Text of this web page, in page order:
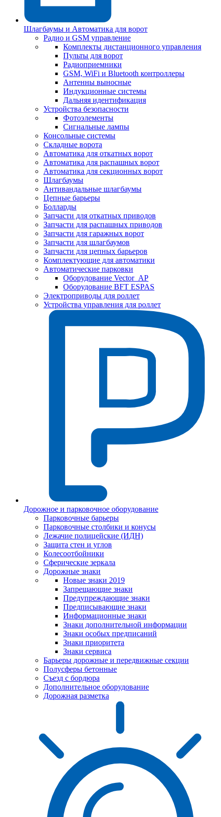
Шлагбаумы и Автоматика для ворот
Радио и GSM управление
Комплекты дистанционного управления
Пульты для ворот
Радиоприемники
GSM, WiFi и Bluetooth контроллеры
Антенны выносные
Индукционные системы
Дальняя идентификация
Устройства безопасности
Фотоэлементы
Сигнальные лампы
Консольные системы
Складные ворота
Автоматика для откатных ворот
Автоматика для распашных ворот
Автоматика для секционных ворот
Шлагбаумы
Антивандальные шлагбаумы
Цепные барьеры
Болларды
Запчасти для откатных приводов
Запчасти для распашных приводов
Запчасти для гаражных ворот
Запчасти для шлагбаумов
Запчасти для цепных барьеров
Комплектующие для автоматики
Автоматические парковки
Оборудование Vector_AP
Оборудование BFT ESPAS
Электроприводы для роллет
Устройства управления для роллет
Дорожное и парковочное оборудование
Парковочные барьеры
Парковочные столбики и конусы
Лежачие полицейские (ИДН)
Защита стен и углов
Колесоотбойники
Сферические зеркала
Дорожные знаки
Новые знаки 2019
Запрещающие знаки
Предупреждающие знаки
Предписывающие знаки
Информационные знаки
Знаки дополнительной информации
Знаки особых предписаний
Знаки приоритета
Знаки сервиса
Барьеры дорожные и передвижные секции
Полусферы бетонные
Съезд с бордюра
Дополнительное оборудование
Дорожная разметка